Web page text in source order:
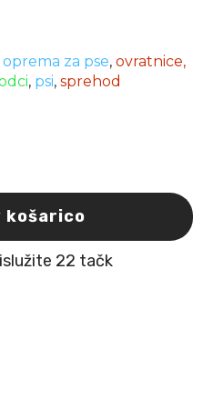
oprema za pse,ovratnice,
, psi,sprehod
košarico
22 tačk